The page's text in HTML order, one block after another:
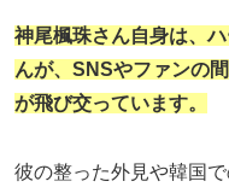
神尾楓珠さん自身は、
んが、SNSやファンの
が飛び交っています。
彼の整った外見や韓国